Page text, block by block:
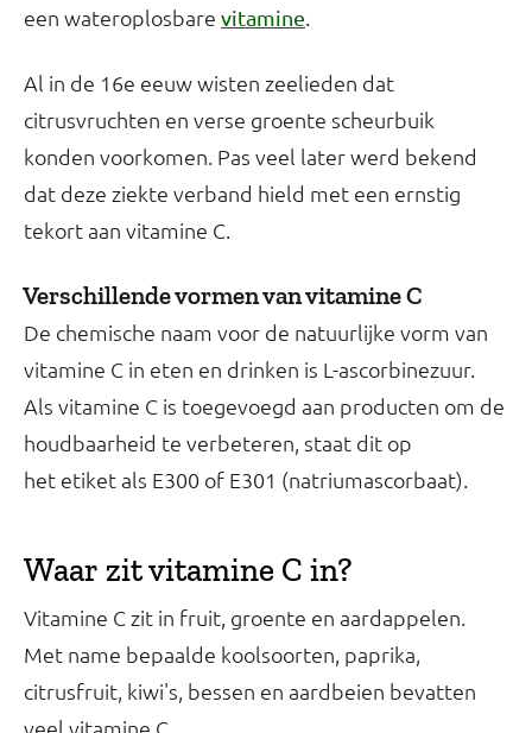
een wateroplosbare vitamine.
Al in de 16e eeuw wisten zeelieden dat
citrusvruchten en verse groente scheurbuik
konden voorkomen. Pas veel later werd bekend
dat deze ziekte verband hield met een ernstig
tekort aan vitamine C.
Verschillende vormen van vitamine C
De chemische naam voor de natuurlijke vorm van
vitamine C in eten en drinken is L-ascorbinezuur.
Als vitamine C is toegevoegd aan producten om de
houdbaarheid te verbeteren, staat dit op
het etiket als E300 of E301 (natriumascorbaat).
Waar zit vitamine C in?
Vitamine C zit in fruit, groente en aardappelen.
Met name bepaalde koolsoorten, paprika,
citrusfruit, kiwi's, bessen en aardbeien bevatten